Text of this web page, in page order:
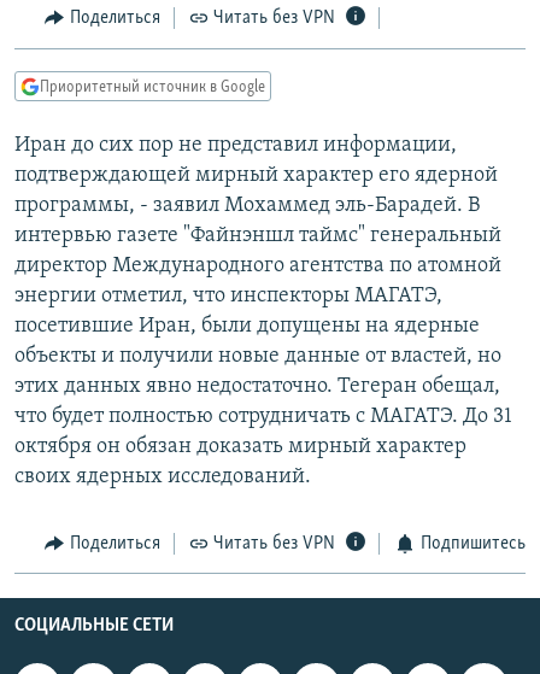
Вернутся
поиску
КАВКАЗ.РЕАЛИИ
СЕВЕР.РЕАЛИИ
РАСПИСАНИЕ ВЕЩАНИЯ
ПОДПИШИТЕСЬ НА РАССЫЛКУ
СОЦИАЛЬНЫЕ СЕТИ
Все сайты РСЕ/РС
Поделиться Читать без VPN
Приоритетный источник в Google
Иран до сих пор не представил информации,
подтверждающей мирный характер его ядерной
программы, - заявил Мохаммед эль-Барадей. В
интервью газете "Файнэншл таймс" генеральный
директор Международного агентства по атомной
энергии отметил, что инспекторы МАГАТЭ,
посетившие Иран, были допущены на ядерные
объекты и получили новые данные от властей, но
этих данных явно недостаточно. Тегеран обещал,
что будет полностью сотрудничать с МАГАТЭ. До 31
октября он обязан доказать мирный характер
своих ядерных исследований.
Поделиться Читать без VPN Подпишитесь
СОЦИАЛЬНЫЕ СЕТИ